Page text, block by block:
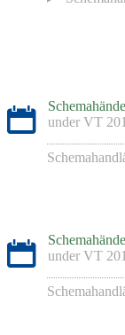
under VT
under VT